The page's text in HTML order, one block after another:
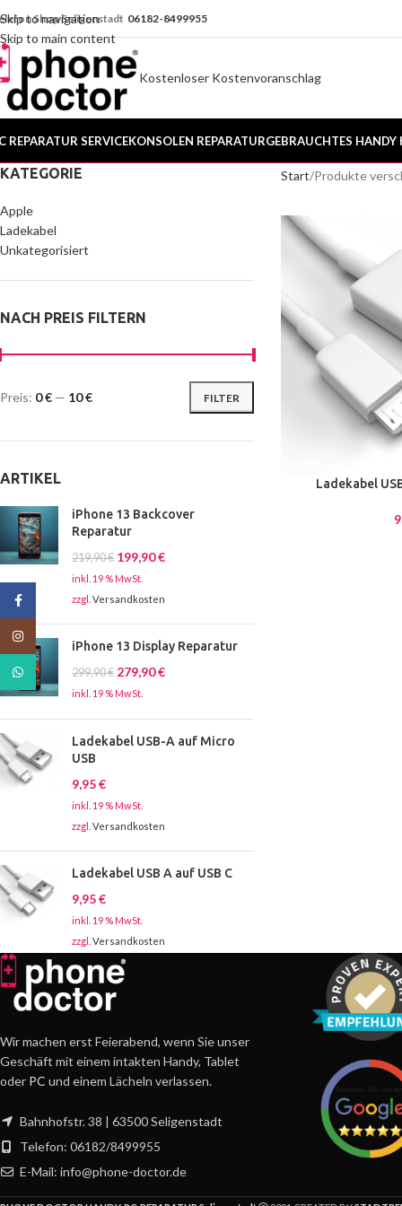
Skip to navigation
Skip to main content
Shop Seligenstadt 06182-8499955
Kostenloser Kostenvoranschlag
REPARATUR SERVICEKONSOLEN REPARATURGEBRAUCHTES HANDY
KATEGORIE
Apple
Ladekabel
Unkategorisiert
NACH PREIS FILTERN
FILTER
Preis: 0 € — 10 €
ARTIKEL
iPhone 13 Backcover
Reparatur
219,90€ 199,90€
inkl. 19 % MwSt.
zzgl. Versandkosten
iPhone 13 Display Reparatur
299,90€ 279,90€
inkl. 19 % MwSt.
Ladekabel USB-A auf Micro
USB
9,95€
inkl. 19 % MwSt.
zzgl. Versandkosten
Ladekabel USB A auf USB C
9,95€
inkl. 19 % MwSt.
zzgl. Versandkosten
Start Produkte
Ladekabel
Wir machen erst Feierabend, wenn Sie unser
Geschäft mit einem intakten Handy, Tablet
oder PC und einem Lächeln verlassen.
Bahnhofstr. 38 | 63500 Seligenstadt
Telefon: 06182/8499955
E-Mail: info@phone-doctor.de
Facebook
Instagram
WhatsApp